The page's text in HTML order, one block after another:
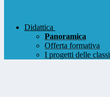
Didattica
Panoramica
Offerta formativa
I progetti delle classi